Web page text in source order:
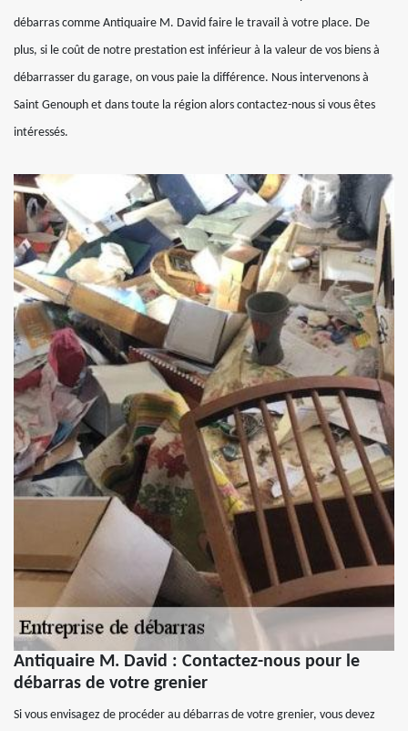
débarras comme Antiquaire M. David faire le travail à votre place. De
plus, si le coût de notre prestation est inférieur à la valeur de vos biens à
débarrasser du garage, on vous paie la différence. Nous intervenons à
Saint Genouph et dans toute la région alors contactez-nous si vous êtes
intéressés.
Antiquaire M. David : Contactez-nous pour le
débarras de votre grenier
Si vous envisagez de procéder au débarras de votre grenier, vous devez